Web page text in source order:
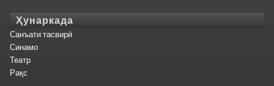
Ҳунаркада
Санъати тасвирӣ
Синамо
Театр
Рақс